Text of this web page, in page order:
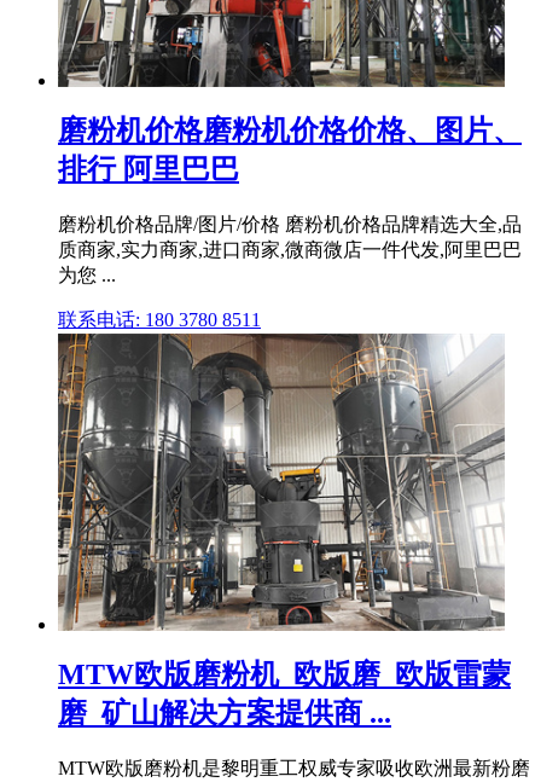
磨粉机价格磨粉机价格价格、图片、
排行 阿里巴巴
磨粉机价格品牌/图片/价格 磨粉机价格品牌精选大全,品
质商家,实力商家,进口商家,微商微店一件代发,阿里巴巴
为您 ...
联系电话: 180 3780 8511
MTW欧版磨粉机_欧版磨_欧版雷蒙
磨_矿山解决方案提供商 ...
MTW欧版磨粉机是黎明重工权威专家吸收欧洲最新粉磨